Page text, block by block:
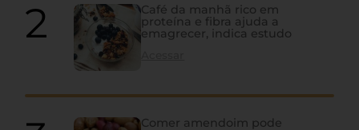
Café da manhã rico em
proteína e fibra ajuda a
emagrecer, indica estudo
Comer amendoim pode